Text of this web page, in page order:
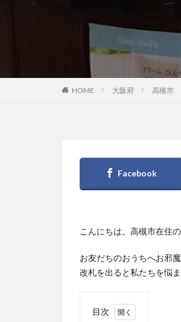
HOME 大阪府 高槻市
こんにちは。高槻市在住
お友だちのおうちへお邪
改札を出ると私たちを悩
目次